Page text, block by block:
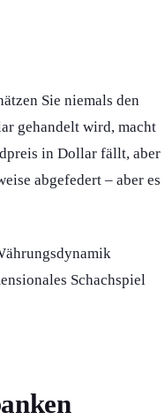
Sie niemals den
gehandelt wird, macht
in Dollar fällt, aber
abgefedert – aber es
Schachspiel